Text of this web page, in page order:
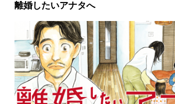
離婚したいアナタへ